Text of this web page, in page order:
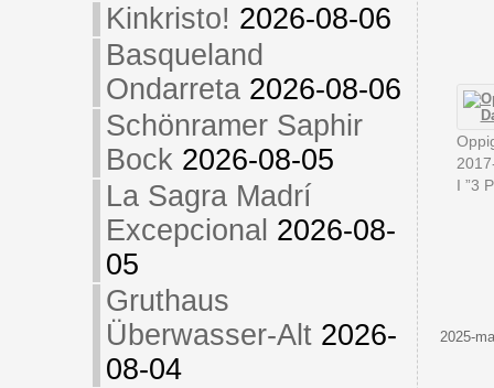
Kinkristo! 2026-08-06
Basqueland
Ondarreta 2026-08-06
Schönramer Saphir
Bock 2026-08-05
La Sagra Madrí
Excepcional 2026-08-
05
Gruthaus
Überwasser-Alt 2026-
08-04
I ”3
2025-